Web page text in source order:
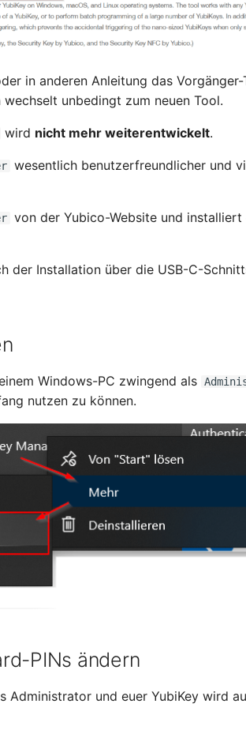
in anderen Anleitung das Vorgänger-
wechselt unbedingt zum neuen Tool.
wird nicht mehr weiterentwickelt.
wesentlich benutzerfreundlicher und
von der Yubico-Website und installiert
der Installation über die USB-C-
Windows-PC zwingend als
nutzen zu können.
PINs ändern
Administrator und euer YubiKey wird